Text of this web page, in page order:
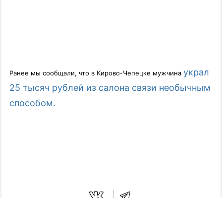
Ранее мы сообщали, что в Кирово-Чепецке мужчина украл
25 тысяч рублей из салона связи необычным
способом.